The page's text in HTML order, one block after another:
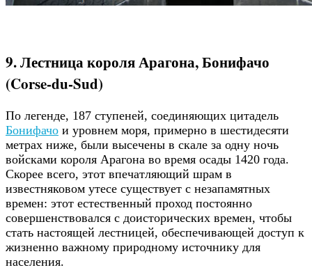
9. Лестница короля Арагона, Бонифачо
(Corse-du-Sud)
По легенде, 187 ступеней, соединяющих цитадель
Бонифачо и уровнем моря, примерно в шестидесяти
метрах ниже, были высечены в скале за одну ночь
войсками короля Арагона во время осады 1420 года.
Скорее всего, этот впечатляющий шрам в
известняковом утесе существует с незапамятных
времен: этот естественный проход постоянно
совершенствовался с доисторических времен, чтобы
стать настоящей лестницей, обеспечивающей доступ к
жизненно важному природному источнику для
населения.